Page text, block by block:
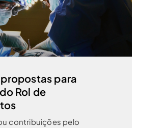
para
Rol de
contribuições pelo